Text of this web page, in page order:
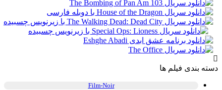
دسته بندی فیلم ها
Film-Noir